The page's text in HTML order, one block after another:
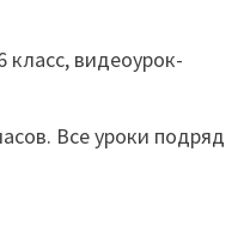
класс, видеоурок-
Все уроки подряд